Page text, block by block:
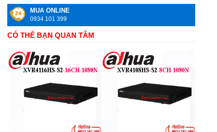
MUA ONLINE
0934 101 399
CÓ THỂ BẠN QUAN TÂM